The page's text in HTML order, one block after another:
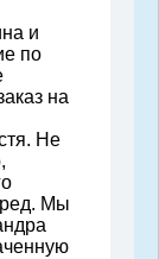
и
по
на
Не
Мы